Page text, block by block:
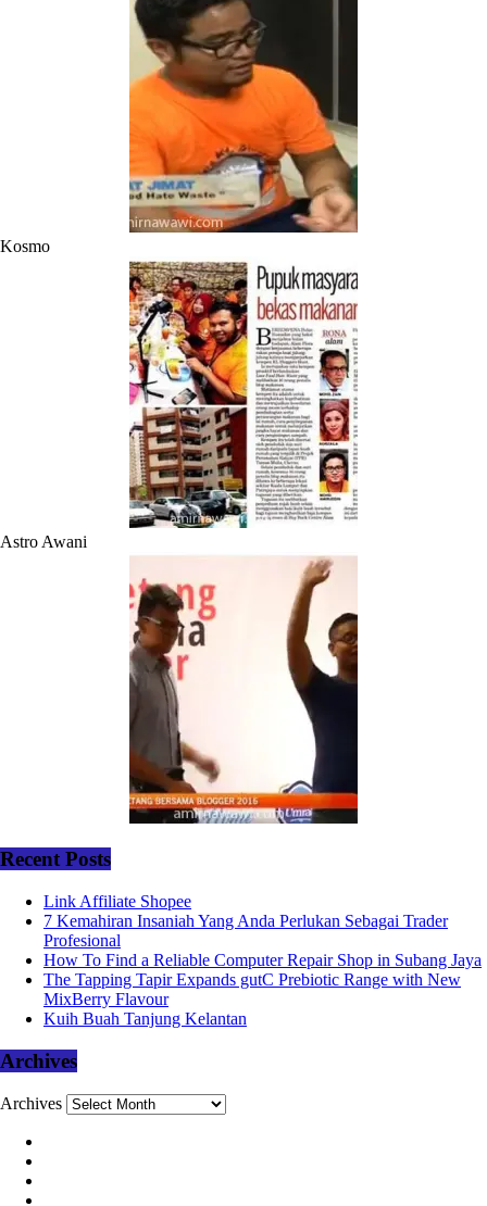
Kosmo
Astro Awani
Recent Posts
Link Affiliate Shopee
7 Kemahiran Insaniah Yang Anda Perlukan Sebagai Trader
Profesional
How To Find a Reliable Computer Repair Shop in Subang Jaya
The Tapping Tapir Expands gutC Prebiotic Range with New
MixBerry Flavour
Kuih Buah Tanjung Kelantan
Archives
Archives